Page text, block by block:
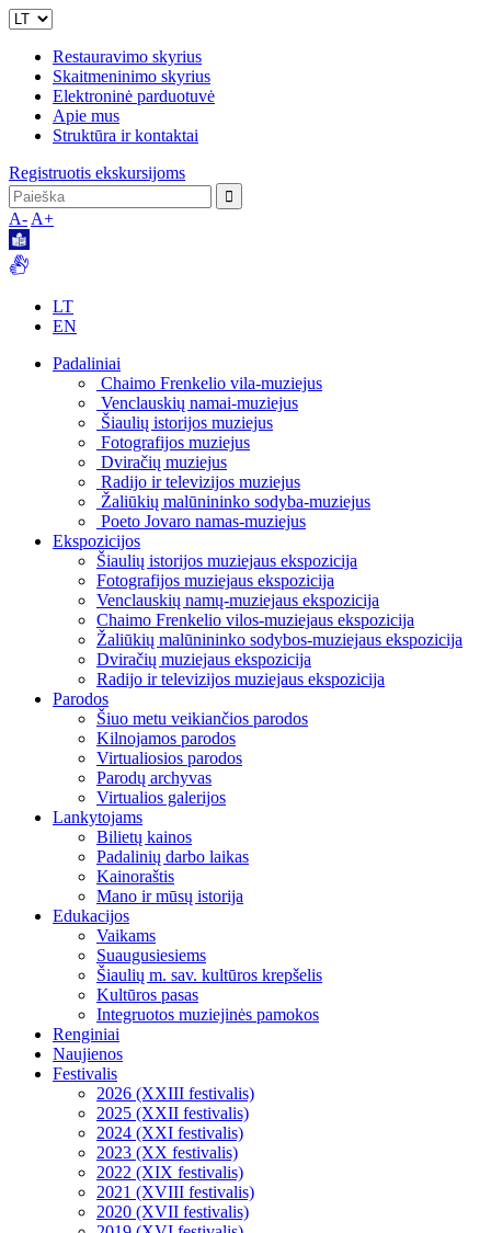
Restauravimo skyrius
Skaitmeninimo skyrius
Elektroninė parduotuvė
Apie mus
Struktūra ir kontaktai
Registruotis ekskursijoms
A- A+
LT
EN
Padaliniai
Chaimo Frenkelio vila-muziejus
Venclauskių namai-muziejus
Šiaulių istorijos muziejus
Fotografijos muziejus
Dviračių muziejus
Radijo ir televizijos muziejus
Žaliūkių malūnininko sodyba-muziejus
Poeto Jovaro namas-muziejus
Ekspozicijos
Šiaulių istorijos muziejaus ekspozicija
Fotografijos muziejaus ekspozicija
Venclauskių namų-muziejaus ekspozicija
Chaimo Frenkelio vilos-muziejaus ekspozicija
Žaliūkių malūnininko sodybos-muziejaus ekspozicija
Dviračių muziejaus ekspozicija
Radijo ir televizijos muziejaus ekspozicija
Parodos
Šiuo metu veikiančios parodos
Kilnojamos parodos
Virtualiosios parodos
Parodų archyvas
Virtualios galerijos
Lankytojams
Bilietų kainos
Padalinių darbo laikas
Kainoraštis
Mano ir mūsų istorija
Edukacijos
Vaikams
Suaugusiesiems
Šiaulių m. sav. kultūros krepšelis
Kultūros pasas
Integruotos muziejinės pamokos
Renginiai
Naujienos
Festivalis
2026 (XXIII festivalis)
2025 (XXII festivalis)
2024 (XXI festivalis)
2023 (XX festivalis)
2022 (XIX festivalis)
2021 (XVIII festivalis)
2020 (XVII festivalis)